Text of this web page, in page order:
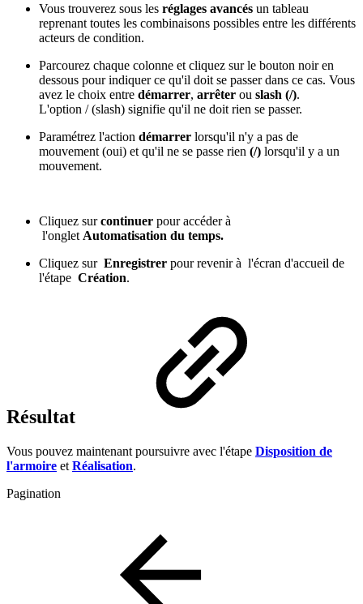
Vous trouverez sous les réglages avancés un tableau
reprenant toutes les combinaisons possibles entre les différents
acteurs de condition.
Parcourez chaque colonne et cliquez sur le bouton noir en
dessous pour indiquer ce qu'il doit se passer dans ce cas. Vous
avez le choix entre démarrer, arrêter ou slash (/).
L'option / (slash) signifie qu'il ne doit rien se passer.
Paramétrez l'action démarrer lorsqu'il n'y a pas de
mouvement (oui) et qu'il ne se passe rien (/) lorsqu'il y a un
mouvement.
Cliquez surcontinuer pour accéder à
l'onglet Automatisation du temps.
Cliquez sur Enregistrer pour revenir à l'écran d'accueil de
l'étape Création.
Résultat
Vous pouvez maintenant poursuivre avec l'étape Disposition de
l'armoire et Réalisation.
Pagination